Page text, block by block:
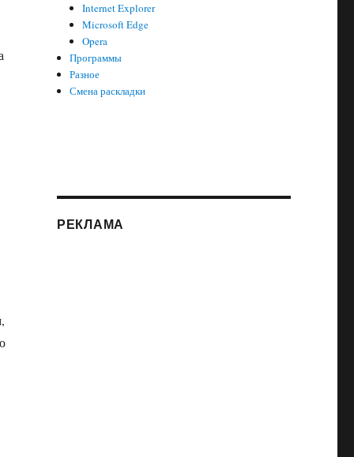
Internet Explorer
Microsoft Edge
Opera
Программы
Разное
Смена раскладки
РЕКЛАМА